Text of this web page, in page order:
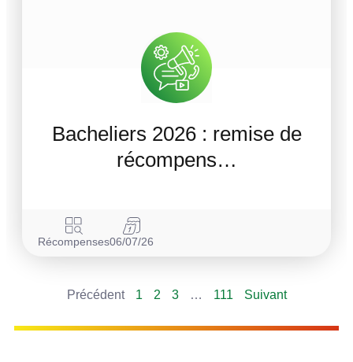
Bacheliers 2026 : remise de
récompens…
Récompenses06/07/26
Précédent 1 2 3 … 111 Suivant